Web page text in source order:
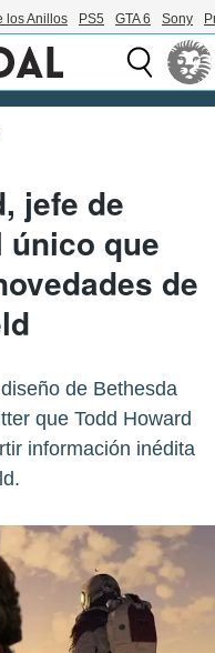
los Anillos PS5 GTA 6 Sony
jefe de
único que
de
de Bethesda
que Todd Howard
información inédita